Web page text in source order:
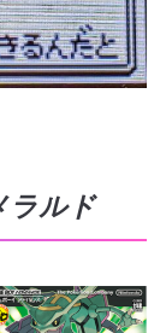
ラルド